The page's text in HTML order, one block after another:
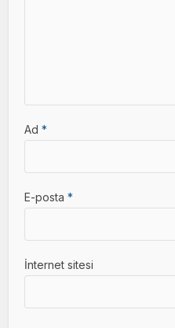
Ad*
E-posta*
İnternet sitesi